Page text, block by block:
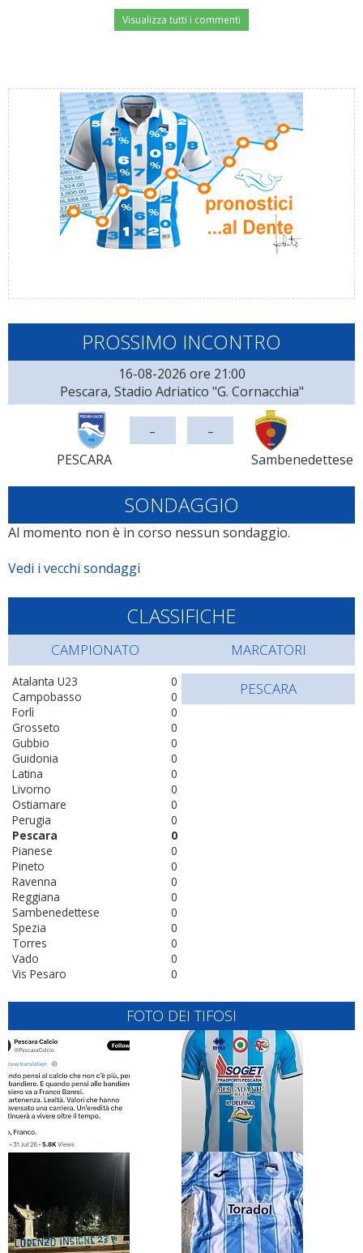
Visualizza tutti i commenti
PROSSIMO INCONTRO
16-08-2026 ore 21:00
Pescara, Stadio Adriatico "G. Cornacchia"
PESCARA
- -
Sambenedettese
SONDAGGIO
Al momento non è in corso nessun sondaggio.
Vedi i vecchi sondaggi
CLASSIFICHE
CAMPIONATO
0
Atalanta U23
0
Campobasso
0
Forlì
0
Grosseto
0
Gubbio
0
Guidonia
0
Latina
0
Livorno
0
Ostiamare
0
Perugia
0
Pescara
0
Pianese
0
Pineto
0
Ravenna
0
Reggiana
0
Sambenedettese
0
Spezia
0
Torres
0
Vado
0
Vis Pesaro
MARCATORI
PESCARA
FOTO DEI TIFOSI